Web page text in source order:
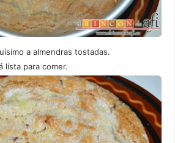
a almendras tostadas.
lista para comer.